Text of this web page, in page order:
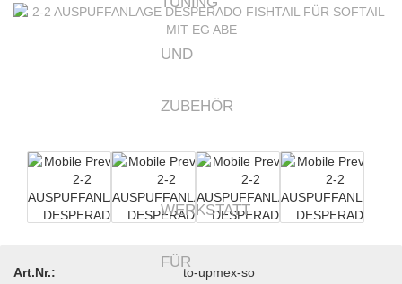
Art.Nr.:
to-upmex-so